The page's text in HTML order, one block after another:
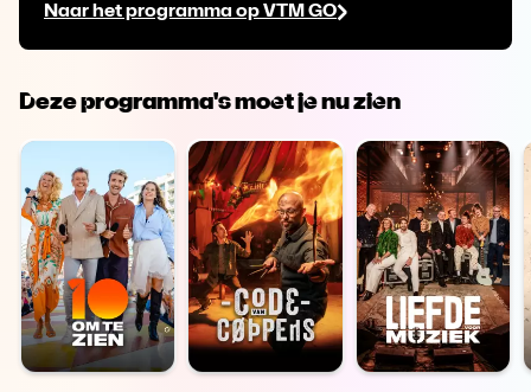
Naar het programma op VTM GO
vrienden en familie.
Deze programma's moet je nu zien